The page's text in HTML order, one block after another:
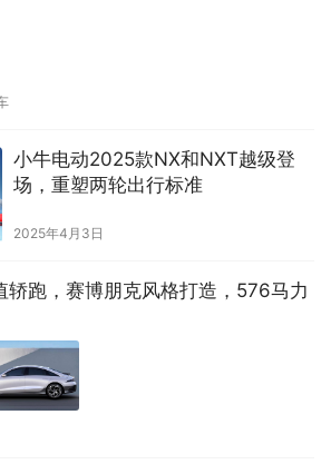
小牛电动2025款NX和NXT越级登
场，重塑两轮出行标准
2025年4月3日
轿跑，赛博朋克风格打造，576马力